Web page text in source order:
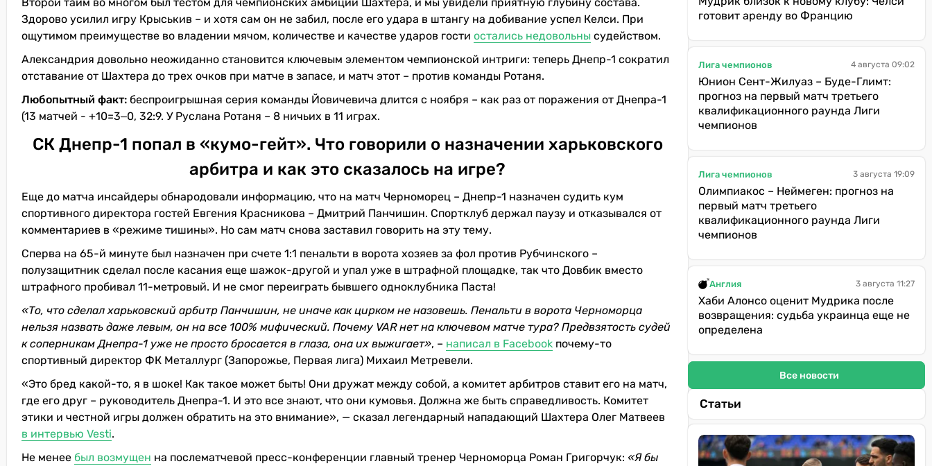
Здорово усилил игру Крыськив – и хотя сам он не забил, после его удара в штангу на добивание успел Келси. При
ощутимом преимуществе во владении мячом, количестве и качестве ударов гости остались недовольны судейством.
Александрия довольно неожиданно становится ключевым элементом чемпионской интриги: теперь Днепр-1 сократил
отставание от Шахтера до трех очков при матче в запасе, и матч этот – против команды Ротаня.
Любопытный факт: беспроигрышная серия команды Йовичевича длится с ноября – как раз от поражения от Днепра-1
(13 матчей - +10=3‒0, 32:9. У Руслана Ротаня – 8 ничьих в 11 играх.
СК Днепр-1 попал в «кумо-гейт». Что говорили о назначении харьковского
арбитра и как это сказалось на игре?
Еще до матча инсайдеры обнародовали информацию, что на матч Черноморец – Днепр-1 назначен судить кум
спортивного директора гостей Евгения Красникова – Дмитрий Панчишин. Спортклуб держал паузу и отказывался от
комментариев в «режиме тишины». Но сам матч снова заставил говорить на эту тему.
Сперва на 65-й минуте был назначен при счете 1:1 пенальти в ворота хозяев за фол против Рубчинского –
полузащитник сделал после касания еще шажок-другой и упал уже в штрафной площадке, так что Довбик вместо
штрафного пробивал 11-метровый. И не смог переиграть бывшего одноклубника Паста!
«То, что сделал харьковский арбитр Панчишин, не иначе как цирком не назовешь. Пенальти в ворота Черноморца
нельзя назвать даже левым, он на все 100% мифический. Почему VAR нет на ключевом матче тура? Предвзятость судей
к соперникам Днепра-1 уже не просто бросается в глаза, она их выжигает», – написал в Facebook почему-то
спортивный директор ФК Металлург (Запорожье, Первая лига) Михаил Метревели.
«Это бред какой-то, я в шоке! Как такое может быть! Они дружат между собой, а комитет арбитров ставит его на матч,
где его друг – руководитель Днепра-1. И это все знают, что они кумовья. Должна же быть справедливость. Комитет
этики и честной игры должен обратить на это внимание», — сказал легендарный нападающий Шахтера Олег Матвеев
в интервью Vesti.
Не менее был возмущен на послематчевой пресс-конференции главный тренер Черноморца Роман Григорчук: «Я бы
готовит аренду во Францию
Лига чемпионов 4 августа 09:02
Юнион Сент-Жилуаз – Буде-Глимт:
прогноз на первый матч третьего
квалификационного раунда Лиги
чемпионов
Лига чемпионов 3 августа 19:09
Олимпиакос – Неймеген: прогноз на
первый матч третьего
квалификационного раунда Лиги
чемпионов
Англия 3 августа 11:27
Хаби Алонсо оценит Мудрика после
возвращения: судьба украинца еще не
определена
Все новости
Статьи